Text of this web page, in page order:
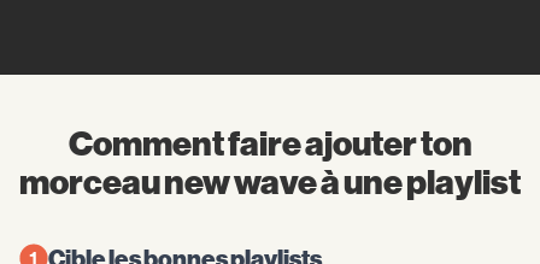
Comment faire ajouter ton
morceau new wave à une playlist
Cible les bonnes playlists